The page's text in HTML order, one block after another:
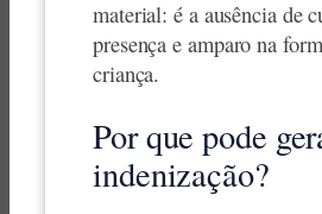
material: é a ausência de
presença e amparo na
criança.
Por que pode
indenização?